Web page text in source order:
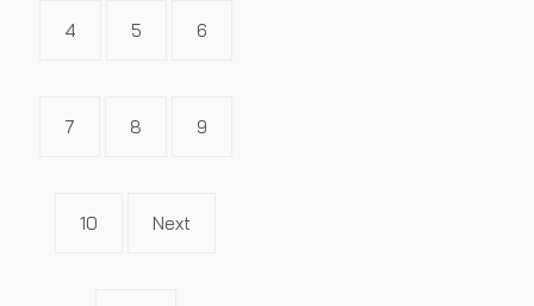
4 5 6
7 8 9
10 Next